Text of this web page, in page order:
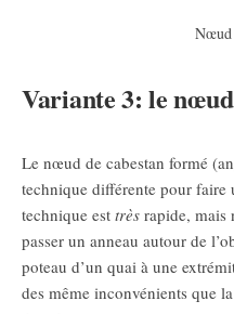
Nœud
Variante 3: le
Le nœud de cabestan formé
technique différente pour faire
technique est très rapide, mais
passer un anneau autour de
poteau d’un quai à une
des même inconvénients que